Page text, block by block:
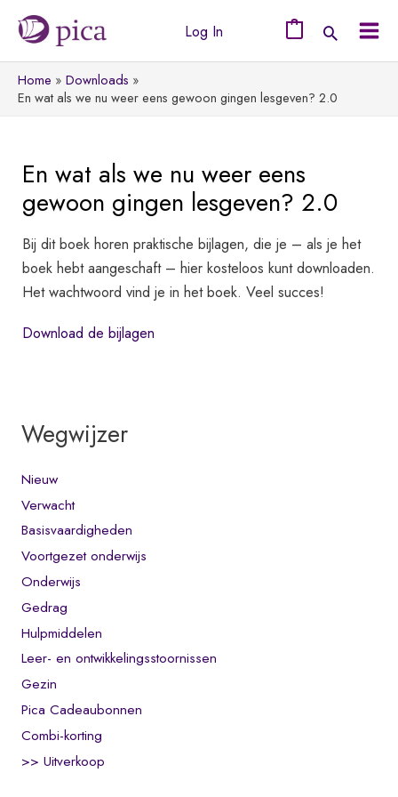
naar
de
inhoud
Log In
Home
Downloads
En wat als we nu weer eens gewoon gingen lesgeven? 2.0
En wat als we nu weer eens
gewoon gingen lesgeven? 2.0
Bij dit boek horen praktische bijlagen, die je – als je het
boek hebt aangeschaft – hier kosteloos kunt downloaden.
Het wachtwoord vind je in het boek. Veel succes!
Download de bijlagen
Wegwijzer
Nieuw
Verwacht
Basisvaardigheden
Voortgezet onderwijs
Onderwijs
Gedrag
Hulpmiddelen
Leer- en ontwikkelingsstoornissen
Gezin
Pica Cadeaubonnen
Combi-korting
>> Uitverkoop